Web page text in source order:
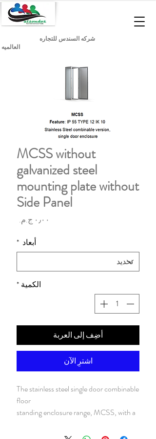
MCSS without
galvanized steel
mounting plate without
Side Panel
أبعاد *
الكمية *
أضِف إلى العربة
اشترِ الآن
The stainless steel single door combinable
floor
standing enclosure range, MCSS, with a
degree, is available off the shelf in many